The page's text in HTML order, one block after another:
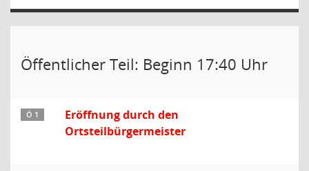
Öffentlicher Teil: Beginn 17:40 Uhr
Ö 1
Eröffnung durch den
Ortsteilbürgermeister